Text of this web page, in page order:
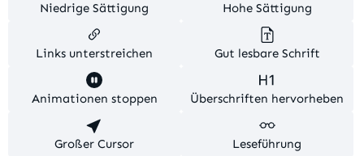
© 2026 MKV24 – Alle Rechte vorbehalten. Theme by
TC-Innovations
Niedrige Sättigung Hohe Sättigung
Links unterstreichen Gut lesbare Schrift
Animationen stoppen Überschriften hervorheben
Großer Cursor Leseführung
Diese Website verwendet Cookies, um eine bestmögliche
Erfahrung bieten zu können.
Nur technisch notwendige
Konfigurieren